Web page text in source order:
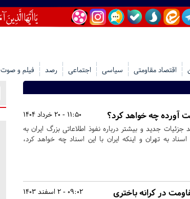
اقتصاد مقاومتی سیاسی اجتماعی رصد فیلم و صوت
11:50 - 20 خرداد 1404 آورده چه خواهد کرد؟
جدید و بیشتر درباره نفوذ اطلاعاتی بزرگ ایران به
به تهران و اینکه ایران با این اسناد چه خواهد کرد،
09:02 - 2 اسفند 1403 در کرانه باختری